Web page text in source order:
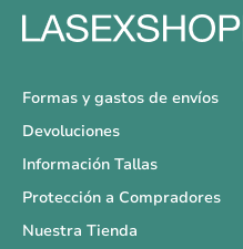
Formas y gastos de envíos
Devoluciones
Información Tallas
Protección a Compradores
Nuestra Tienda